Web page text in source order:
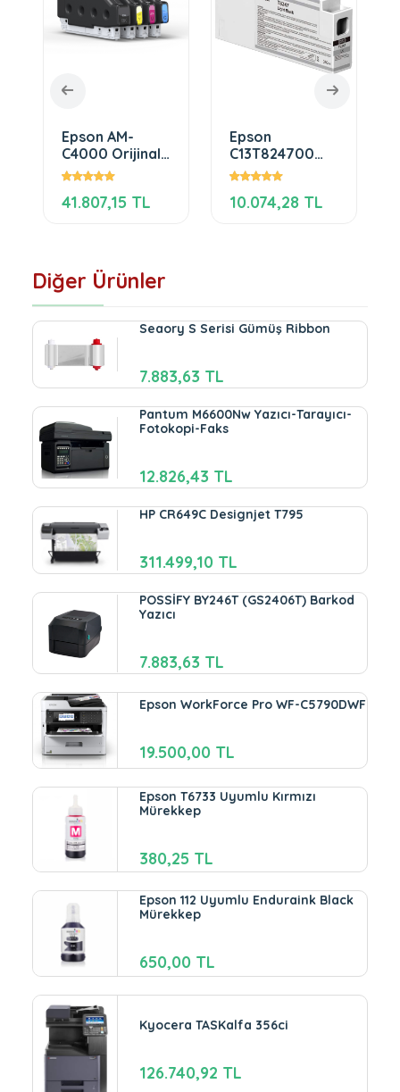
Epson AM-
C4000 Orijinal
Kartuş Seti
41.807,15 TL
Epson
C13T824700
Light Black
HDX 350ml
10.074,28 TL
Diğer Ürünler
Seaory S Serisi Gümüş Ribbon
7.883,63 TL
Pantum M6600Nw Yazıcı-Tarayıcı-
Fotokopi-Faks
12.826,43 TL
HP CR649C Designjet T795
311.499,10 TL
POSSİFY BY246T (GS2406T) Barkod
Yazıcı
7.883,63 TL
Epson WorkForce Pro WF-C5790DWF
19.500,00 TL
Epson T6733 Uyumlu Kırmızı
Mürekkep
380,25 TL
Epson 112 Uyumlu Enduraink Black
Mürekkep
650,00 TL
Kyocera TASKalfa 356ci
126.740,92 TL